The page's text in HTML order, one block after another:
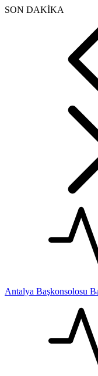
SON DAKİKA
Antalya Başkonsolosu